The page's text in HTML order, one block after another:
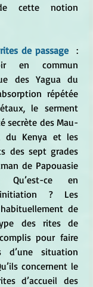
cette notion
de passage :
en commun
des Yagua du
répétée
le serment
secrète des Mau-
du Kenya et les
des sept grades
de Papouasie
Qu’est-ce en
? Les
de
des rites de
pour faire
d’une situation
concernent le
d’accueil des